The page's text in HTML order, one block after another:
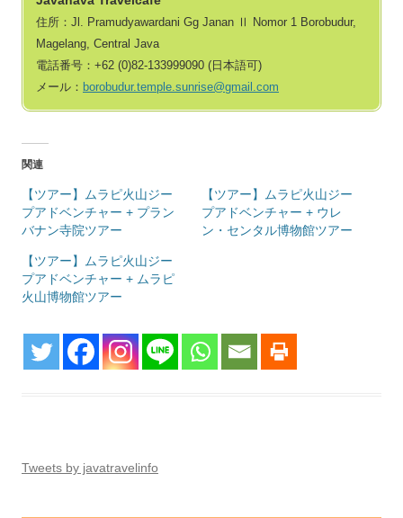
住所：Jl. Pramudyawardani Gg Janan Ⅱ Nomor 1 Borobudur,
Magelang, Central Java
電話番号：+62 (0)82‐133999090 (日本語可)
メール： borobudur.temple.sunrise@gmail.com
関連
【ツアー】ムラピ火山ジー
プアドベンチャー + プラン
バナン寺院ツアー
【ツアー】ムラピ火山ジー
プアドベンチャー + ウレ
ン・センタル博物館ツアー
【ツアー】ムラピ火山ジー
プアドベンチャー + ムラピ
火山博物館ツアー
Tweets by javatravelinfo